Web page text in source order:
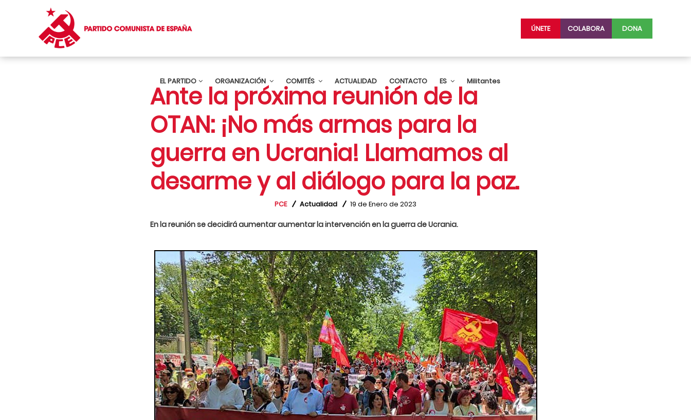
ÚNETE COLABORA DONA
EL PARTIDO ORGANIZACIÓN COMITÉS ACTUALIDAD CONTACTO ES Militantes
Ante la próxima reunión de la
OTAN: ¡No más armas para la
guerra en Ucrania! Llamamos al
desarme y al diálogo para la paz.
PCE Actualidad 19 de Enero de 2023
En la reunión se decidirá aumentar aumentar la intervención en la guerra de Ucrania.